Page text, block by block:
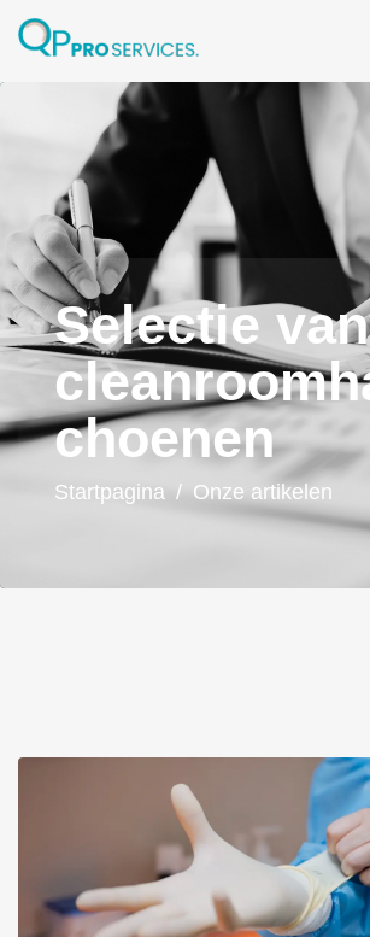
Selectie
Selectie van
choenen
Startpagina / Onze artikelen